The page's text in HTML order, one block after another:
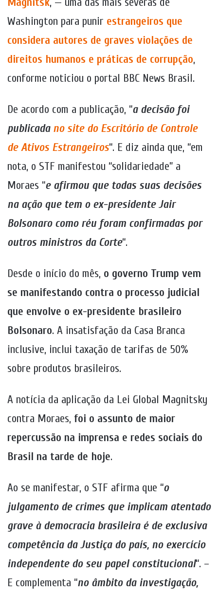
Washington para punir estrangeiros que
considera autores de graves violações de
direitos humanos e práticas de corrupção,
conforme noticiou o portal BBC News Brasil.
De acordo com a publicação, “a decisão foi
publicada no site do Escritório de Controle
de Ativos Estrangeiros“. E diz ainda que, “em
nota, o STF manifestou “solidariedade” a
Moraes “e afirmou que todas suas decisões
na ação que tem o ex-presidente Jair
Bolsonaro como réu foram confirmadas por
outros ministros da Corte“.
Desde o início do mês, o governo Trump vem
se manifestando contra o processo judicial
que envolve o ex-presidente brasileiro
Bolsonaro. A insatisfação da Casa Branca
inclusive, inclui taxação de tarifas de 50%
sobre produtos brasileiros.
A notícia da aplicação da Lei Global Magnitsky
contra Moraes, foi o assunto de maior
repercussão na imprensa e redes sociais do
Brasil na tarde de hoje.
Ao se manifestar, o STF afirma que “o
julgamento de crimes que implicam atentado
grave à democracia brasileira é de exclusiva
competência da Justiça do país, no exercício
independente do seu papel constitucional“. –
E complementa “no âmbito da investigação,